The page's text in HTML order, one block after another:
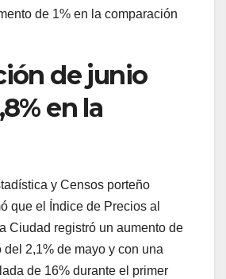
de 1% en la comparación
de junio
en la
y Censos porteño
que el Índice de Precios al
Ciudad registró un aumento de
del 2,1% de mayo y con una
de 16% durante el primer